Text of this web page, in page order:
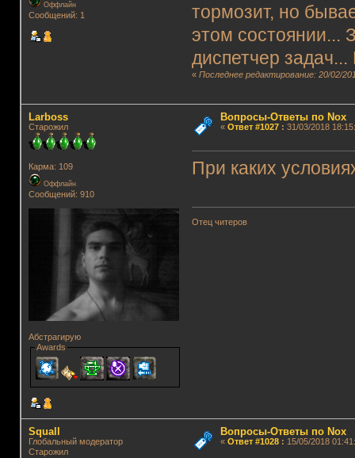
Оффлайн
Сообщений: 1
тормозит, но
этом состоянии...
диспетчер
«Последнее редактирование: 20/02/
Lаrboss
Старожил
Карма: 109
Оффлайн
Сообщений: 910
Абстрагирую
Awards
Вопросы-Ответы по Nox
« Ответ #1027: 31/03/2018
При каких
Отец читеров
Squall
Глобальный модератор
Старожил
Вопросы-Ответы по Nox
« Ответ #1028: 15/05/2018